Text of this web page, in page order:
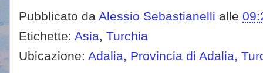
Pubblicato da Alessio Sebastianelli alle
Etichette: Asia, Turchia
Ubicazione: Adalia, Provincia di Adalia,